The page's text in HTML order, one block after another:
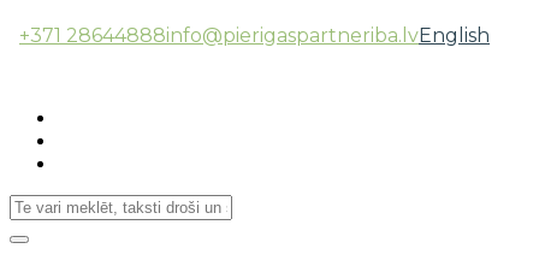
+371 28644888info@pierigaspartneriba.lvEnglish
Toggle